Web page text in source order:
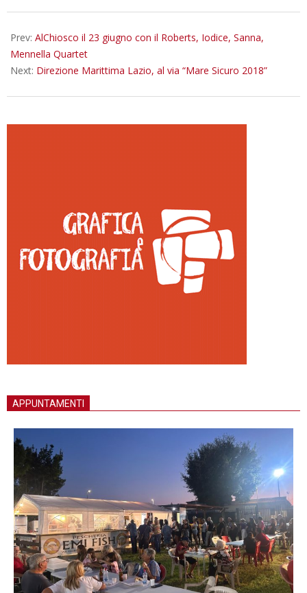
Prev: AlChiosco il 23 giugno con il Roberts, Iodice, Sanna,
Mennella Quartet
Next: Direzione Marittima Lazio, al via “Mare Sicuro 2018”
APPUNTAMENTI